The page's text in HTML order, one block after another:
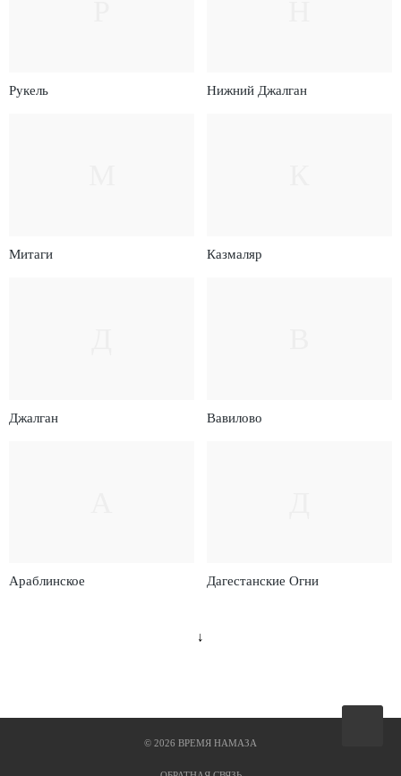
Рукель Нижний Джалган
Митаги Казмаляр
Джалган Вавилово
Араблинское Дагестанские Огни
↓
© 2026 ВРЕМЯ НАМАЗА